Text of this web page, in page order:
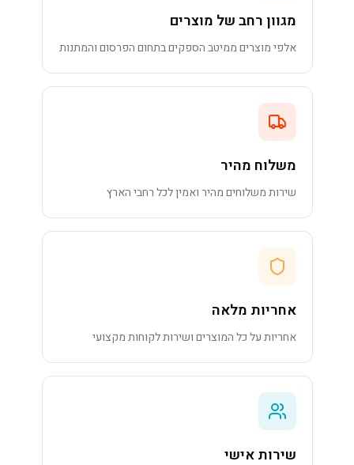
מגוון רחב של מוצרים
אלפי מוצרים ממיטב הספקים בתחום הפרסום והמתנות
משלוח מהיר
שירות משלוחים מהיר ואמין לכל רחבי הארץ
אחריות מלאה
אחריות על כל המוצרים ושירות לקוחות מקצועי
שירות אישי